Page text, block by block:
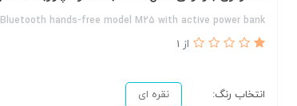
Bluetooth hands-free model M25 with active power bank
از 1
انتخاب رنگ: نقره ای